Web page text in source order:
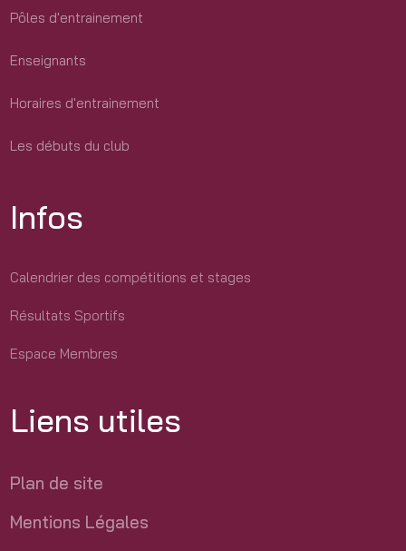
Pôles d'entrainement
Enseignants
Horaires d'entrainement
Les débuts du club
Infos
Calendrier des compétitions et stages
Résultats Sportifs
Espace Membres
Liens utiles
Plan de site
Mentions Légales